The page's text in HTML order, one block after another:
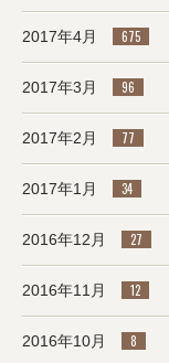
2017年4月 675
2017年3月 96
2017年2月 77
2017年1月 34
2016年12月 27
2016年11月 12
2016年10月 8